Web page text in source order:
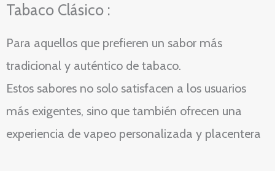
Tabaco Clásico :
Para aquellos que prefieren un sabor más
tradicional y auténtico de tabaco.
Estos sabores no solo satisfacen a los usuarios
más exigentes, sino que también ofrecen una
experiencia de vapeo personalizada y placentera